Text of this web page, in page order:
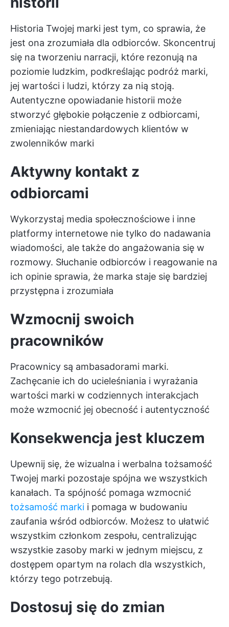
Historia Twojej marki jest tym, co sprawia, że
jest ona zrozumiała dla odbiorców. Skoncentruj
się na tworzeniu narracji, które rezonują na
poziomie ludzkim, podkreślając podróż marki,
jej wartości i ludzi, którzy za nią stoją.
Autentyczne opowiadanie historii może
stworzyć głębokie połączenie z odbiorcami,
zmieniając niestandardowych klientów w
zwolenników marki
Aktywny kontakt z
odbiorcami
Wykorzystaj media społecznościowe i inne
platformy internetowe nie tylko do nadawania
wiadomości, ale także do angażowania się w
rozmowy. Słuchanie odbiorców i reagowanie na
ich opinie sprawia, że marka staje się bardziej
przystępna i zrozumiała
Wzmocnij swoich
pracowników
Pracownicy są ambasadorami marki.
Zachęcanie ich do ucieleśniania i wyrażania
wartości marki w codziennych interakcjach
może wzmocnić jej obecność i autentyczność
Konsekwencja jest kluczem
Upewnij się, że wizualna i werbalna tożsamość
Twojej marki pozostaje spójna we wszystkich
kanałach. Ta spójność pomaga wzmocnić
tożsamość marki i pomaga w budowaniu
zaufania wśród odbiorców. Możesz to ułatwić
wszystkim członkom zespołu, centralizując
wszystkie zasoby marki w jednym miejscu, z
dostępem opartym na rolach dla wszystkich,
którzy tego potrzebują.
Dostosuj się do zmian